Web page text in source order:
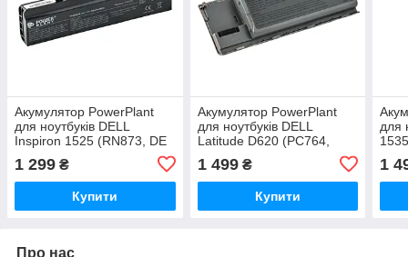
Акумулятор PowerPlant
для ноутбуків DELL
Inspiron 1525 (RN873, DE
1525, 3S2P) 11.1V 5200mA
1 299 ₴
Купити
Акумулятор PowerPlant
для ноутбуків DELL
Latitude D620 (PC764,
5200mAh
1 499₴
Купити
для
1
Про нас